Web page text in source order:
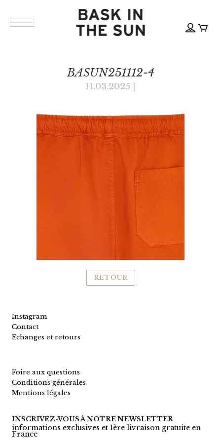
BASUN251112-4
11.03.2025
RETOUR
Instagram
Contact
Echanges et retours
Foire aux questions
Conditions générales
Mentions légales
INSCRIVEZ-VOUS À NOTRE NEWSLETTER
informations exclusives et 1ère livraison gratuite en
France